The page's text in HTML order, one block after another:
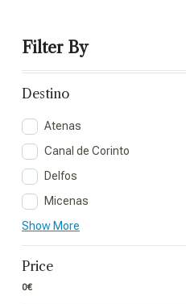
Filter By
Destino
Atenas
Canal de Corinto
Delfos
Micenas
Show More
Price
0€